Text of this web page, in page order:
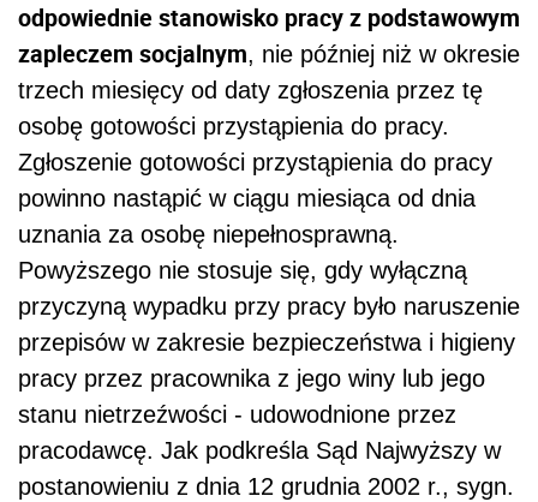
odpowiednie stanowisko pracy z podstawowym
zapleczem socjalnym, nie później niż w okresie
trzech miesięcy od daty zgłoszenia przez tę
osobę gotowości przystąpienia do pracy.
Zgłoszenie gotowości przystąpienia do pracy
powinno nastąpić w ciągu miesiąca od dnia
uznania za osobę niepełnosprawną.
Powyższego nie stosuje się, gdy wyłączną
przyczyną wypadku przy pracy było naruszenie
przepisów w zakresie bezpieczeństwa i higieny
pracy przez pracownika z jego winy lub jego
stanu nietrzeźwości - udowodnione przez
pracodawcę. Jak podkreśla Sąd Najwyższy w
postanowieniu z dnia 12 grudnia 2002 r., sygn.